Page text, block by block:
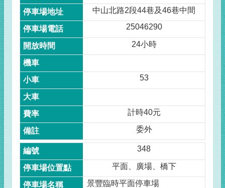
中山北路2段44巷及46巷中間
25046290
24小時
53
計時40元
委外
348
平面、廣場、橋下
景豐臨時平面停車場